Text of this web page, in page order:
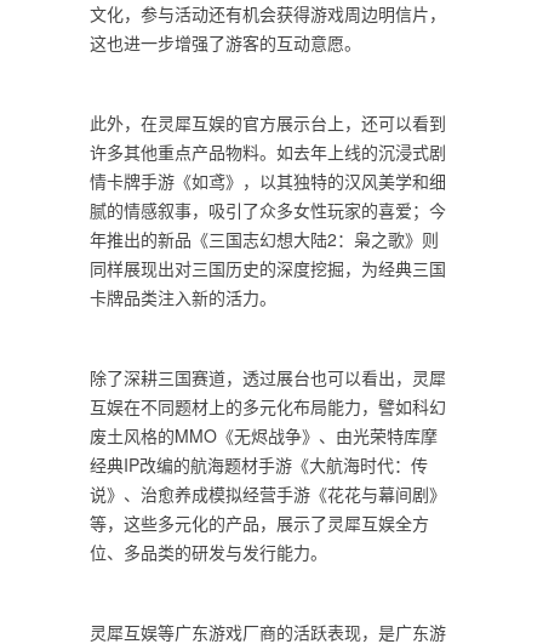
文化，参与活动还有机会获得游戏周边明信片，
这也进一步增强了游客的互动意愿。
此外，在灵犀互娱的官方展示台上，还可以看到
许多其他重点产品物料。如去年上线的沉浸式剧
情卡牌手游《如鸢》，以其独特的汉风美学和细
腻的情感叙事，吸引了众多女性玩家的喜爱；今
年推出的新品《三国志幻想大陆2：枭之歌》则
同样展现出对三国历史的深度挖掘，为经典三国
卡牌品类注入新的活力。
除了深耕三国赛道，透过展台也可以看出，灵犀
互娱在不同题材上的多元化布局能力，譬如科幻
废土风格的MMO《无烬战争》、由光荣特库摩
经典IP改编的航海题材手游《大航海时代：传
说》、治愈养成模拟经营手游《花花与幕间剧》
等，这些多元化的产品，展示了灵犀互娱全方
位、多品类的研发与发行能力。
灵犀互娱等广东游戏厂商的活跃表现，是广东游